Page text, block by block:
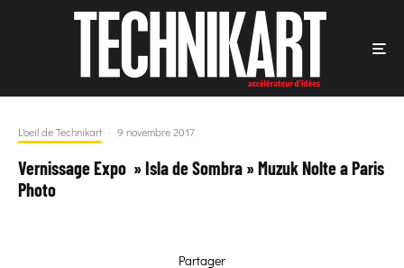
L'oeil de Technikart · 9 novembre 2017
Vernissage Expo » Isla de Sombra » Muzuk Nolte a Paris
Photo
Partager